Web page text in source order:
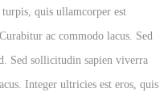
quis ullamcorper est
ac commodo lacus. Sed
Sed sollicitudin sapien viverra
Integer ultricies est eros, quis